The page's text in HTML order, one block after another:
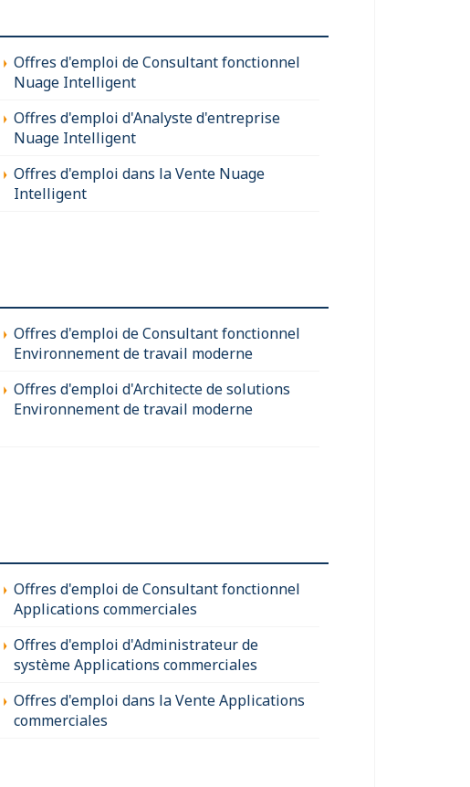
Offres d'emploi de Consultant fonctionnel
Nuage Intelligent
Offres d'emploi d'Analyste d'entreprise
Nuage Intelligent
Offres d'emploi dans la Vente Nuage
Intelligent
Offres d'emploi de Consultant fonctionnel
Environnement de travail moderne
Offres d'emploi d'Architecte de solutions
Environnement de travail moderne
Offres d'emploi de Consultant fonctionnel
Applications commerciales
Offres d'emploi d'Administrateur de
système Applications commerciales
Offres d'emploi dans la Vente Applications
commerciales